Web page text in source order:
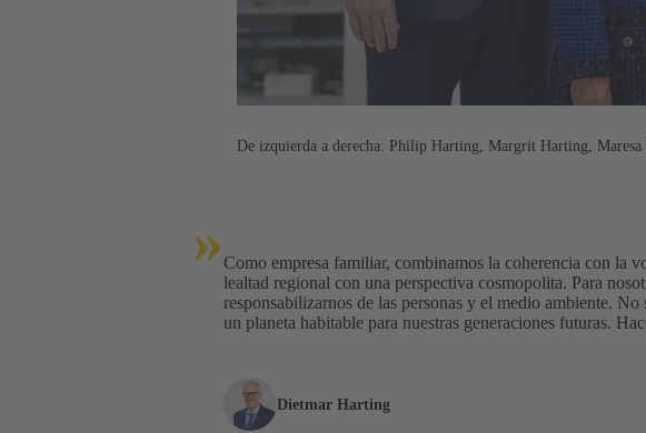
De izquierda a derecha: Philip Harting, Margrit Harting,
»Como empresa familiar, combinamos la coherencia con la
lealtad regional con una perspectiva cosmopolita. Para
responsabilizarnos de las personas y el medio ambiente. No
un planeta habitable para nuestras generaciones futuras.
Dietmar Harting